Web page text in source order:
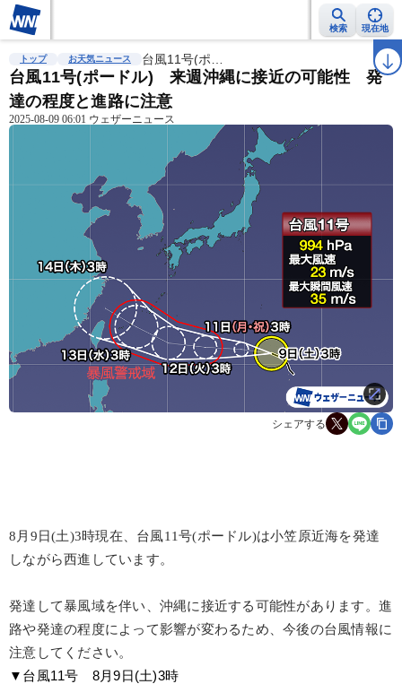
検索 現在地
雨雲レーダー 台風情報 地震情報 ラ
トップ お天気ニュース 台風11号(ポ…
台風11号(ポードル) 来週沖縄に接近の可能性 発
達の程度と進路に注意
2025-08-09 06:01 ウェザーニュース
シェアする
8月9日(土)3時現在、台風11号(ポードル)は小笠原近海を発達
しながら西進しています。
発達して暴風域を伴い、沖縄に接近する可能性があります。進
路や発達の程度によって影響が変わるため、今後の台風情報に
注意してください。
▼台風11号　8月9日(土)3時